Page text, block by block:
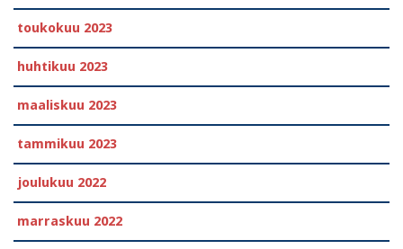
toukokuu 2023
huhtikuu 2023
maaliskuu 2023
tammikuu 2023
joulukuu 2022
marraskuu 2022